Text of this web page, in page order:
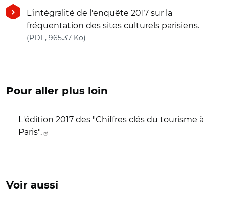
L'intégralité de l'enquête 2017 sur la
fréquentation des sites culturels parisiens.
(PDF, 965.37 Ko)
Pour aller plus loin
L'édition 2017 des "Chiffres clés du tourisme à
Paris".
Voir aussi